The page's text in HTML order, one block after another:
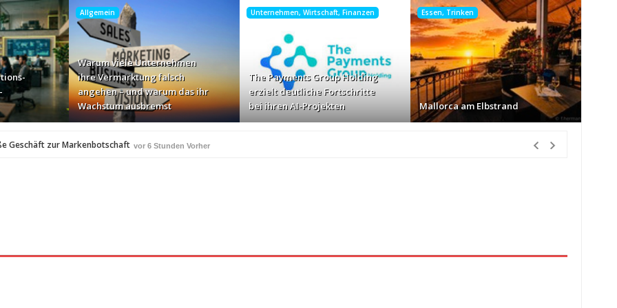
Allgemein
Warum viele Unternehmen
ihre Vermarktung falsch
angehen – und warum das ihr
Wachstum ausbremst
Unternehmen, Wirtschaft, Finanzen
The Payments Group Holding
erzielt deutliche Fortschritte
bei ihren AI-Projekten
Essen, Trinken
Mallorca am Elbstrand
Geschäft zur Markenbotschaft vor 6 Stunden Vorher
AI-Projekten
Bayerischen Bio-Erlebnistagen